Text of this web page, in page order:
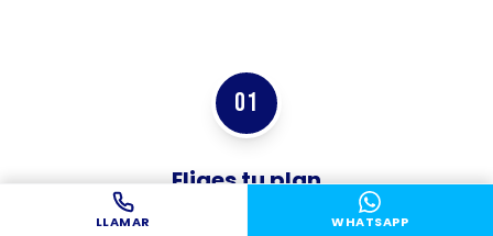
01
Eliges tu plan
Seleccionas el plan y completas tu pago.
LLAMAR WHATSAPP